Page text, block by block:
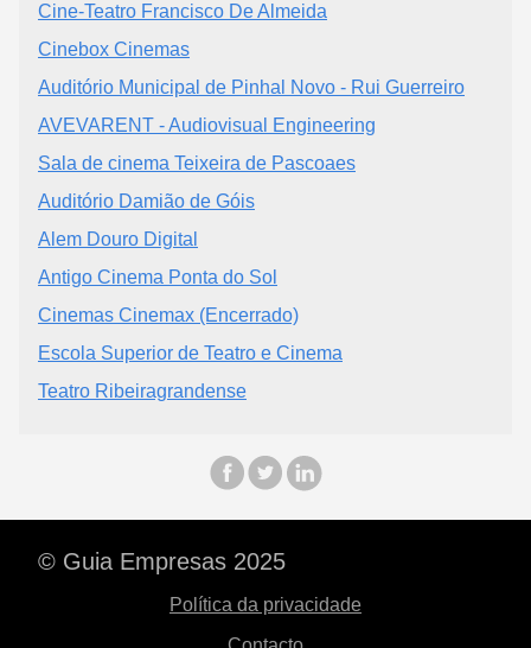
Cine-Teatro Francisco De Almeida
Cinebox Cinemas
Auditório Municipal de Pinhal Novo - Rui Guerreiro
AVEVARENT - Audiovisual Engineering
Sala de cinema Teixeira de Pascoaes
Auditório Damião de Góis
Alem Douro Digital
Antigo Cinema Ponta do Sol
Cinemas Cinemax (Encerrado)
Escola Superior de Teatro e Cinema
Teatro Ribeiragrandense
© Guia Empresas 2025
Política da privacidade